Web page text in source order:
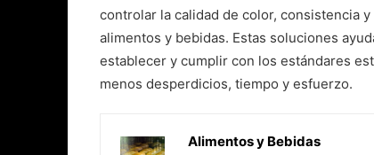
controlar la calidad de color, consistencia y
alimentos y bebidas. Estas soluciones
establecer y cumplir con los estándares
menos desperdicios, tiempo y esfuerzo.
Alimentos y Bebidas